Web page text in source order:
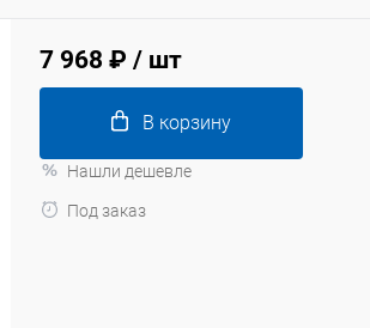
7 968 ₽ / шт
В корзину
Нашли дешевле
Под заказ